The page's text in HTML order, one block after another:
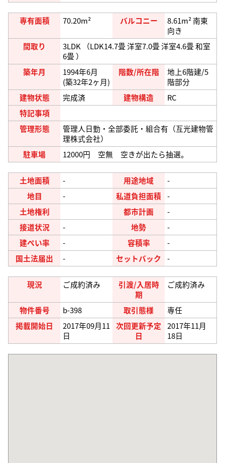
専有面積 70.20m² バルコニー
8.61m² 南東
向き
間取り
3LDK （LDK14.7畳 洋室7.0畳 洋室4.6畳 和室
6畳 ）
築年月
1994年6月
(築32年2ヶ月)
階数/所在階
地上6階建/5
階部分
建物状態
完成済 建物構造
RC
特記事項
管理形態
管理人日勤・全部委託・組合有（互光建物管
理株式会社）
駐車場
12000円 空無 空きが出たら抽選。
土地面積 - 用途地域
-
地目
- 私道負担面積 -
土地権利
都市計画
-
接道状況
- 地勢
-
建ぺい率
- 容積率
-
国土法届出
- セットバック -
現況 ご成約済み
引渡/入居時
期
ご成約済み
物件番号 b-398 取引態様
専任
掲載開始日
2017年09月11
日
次回更新予定
日
2017年11月
18日